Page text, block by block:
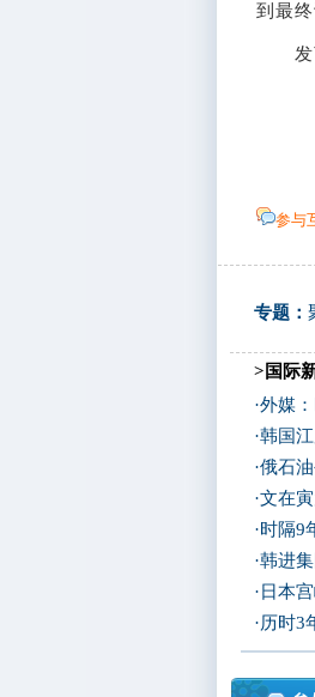
到最终
发言
参与
专题：
>国际
·外媒
·韩国
·俄石
·文在
·时隔9
·韩进
· 日本
·历时3